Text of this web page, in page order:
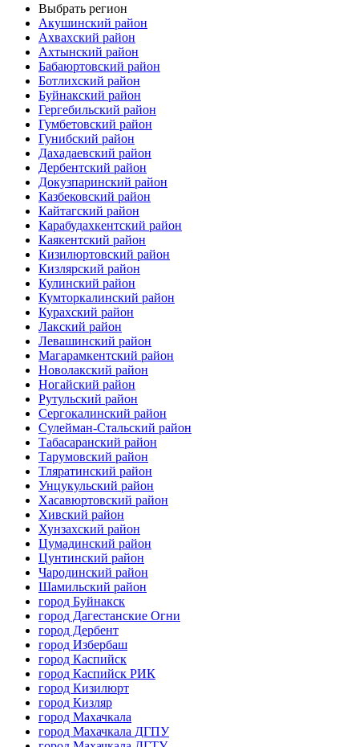
Выбрать регион
Акушинский район
Ахвахский район
Ахтынский район
Бабаюртовский район
Ботлихский район
Буйнакский район
Гергебильский район
Гумбетовский район
Гунибский район
Дахадаевский район
Дербентский район
Докузпаринский район
Казбековский район
Кайтагский район
Карабудахкентский район
Каякентский район
Кизилюртовский район
Кизлярский район
Кулинский район
Кумторкалинский район
Курахский район
Лакский район
Левашинский район
Магарамкентский район
Новолакский район
Ногайский район
Рутульский район
Сергокалинский район
Сулейман-Стальский район
Табасаранский район
Тарумовский район
Тляратинский район
Унцукульский район
Хасавюртовский район
Хивский район
Хунзахский район
Цумадинский район
Цунтинский район
Чародинский район
Шамильский район
город Буйнакск
город Дагестанские Огни
город Дербент
город Избербаш
город Каспийск
город Каспийск РИК
город Кизилюрт
город Кизляр
город Махачкала
город Махачкала ДГПУ